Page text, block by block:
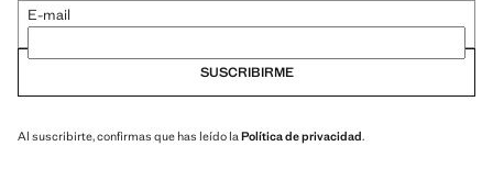
E-mail
SUSCRIBIRME
Al suscribirte, confirmas que has leído laPolítica de privacidad.